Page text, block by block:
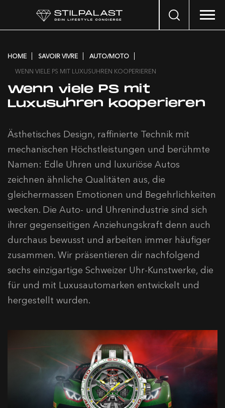
Search
HOME SAVOIR VIVRE
AUTO/MOTO
WENN VIELE PS MIT LUXUSUHREN KOOPERIEREN
Wenn viele PS mit
Luxusuhren kooperieren
Ästhetisches Design, raffinierte Technik mit
mechanischen Höchstleistungen und berühmte
Namen: Edle Uhren und luxuriöse Autos
zeichnen ähnliche Qualitäten aus, die
gleichermassen Emotionen und Begehrlichkeiten
wecken. Die Auto- und Uhrenindustrie sind sich
ihrer gegenseitigen Anziehungskraft denn auch
durchaus bewusst und arbeiten immer häufiger
zusammen. Wir präsentieren dir nachfolgend
sechs einzigartige Schweizer Uhr-Kunstwerke, die
für und mit Luxusautomarken entwickelt und
hergestellt wurden.